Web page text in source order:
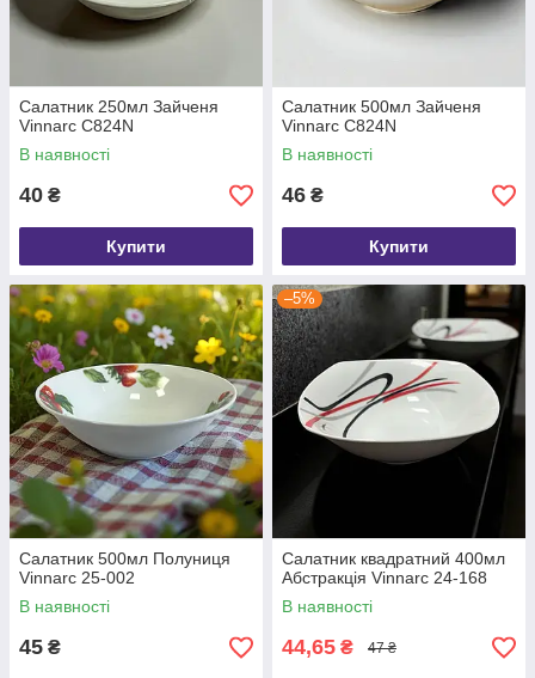
Салатник 250мл Зайченя
Vinnarc C824N
В наявності
40 ₴
Купити
Салатник 500мл Зайченя
Vinnarc C824N
В наявності
46 ₴
Купити
Салатник 500мл Полуниця
Vinnarc 25-002
В наявності
45 ₴
–5%
Салатник квадратний 400мл
Абстракція Vinnarc 24-168
В наявності
44,65 ₴ 47 ₴